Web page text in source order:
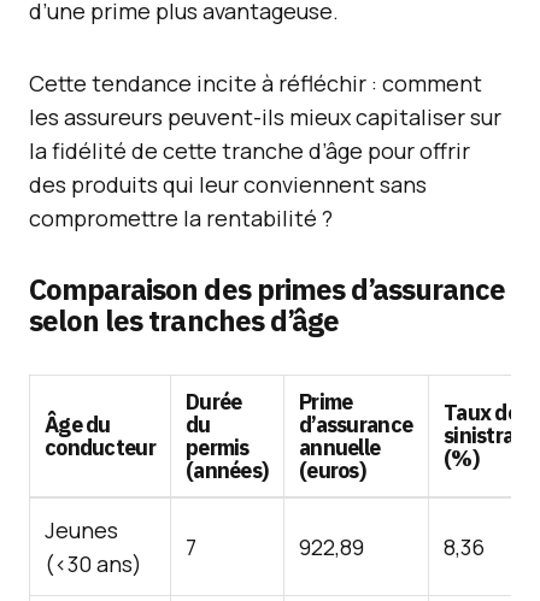
d’une prime plus avantageuse.
Cette tendance incite à réfléchir : comment
les assureurs peuvent-ils mieux capitaliser sur
la fidélité de cette tranche d’âge pour offrir
des produits qui leur conviennent sans
compromettre la rentabilité ?
Comparaison des primes d’assurance
selon les tranches d’âge
Âge du
conducteur
Durée
du
permis
(années)
Prime
d’assurance
annuelle
(euros)
Taux de
(%)
Jeunes
(<30 ans)
7 922,89 8,36